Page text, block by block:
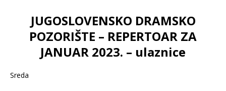
JUGOSLOVENSKO DRAMSKO
POZORIŠTE – REPERTOAR ZA
JANUAR 2023. – ulaznice
Sreda